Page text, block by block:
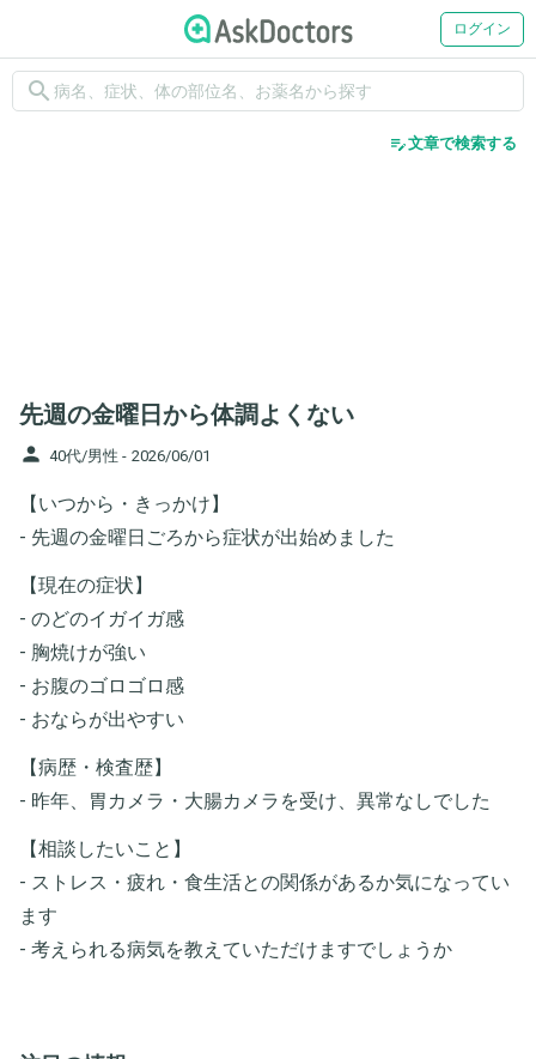
ログイン
search
edit_note文章で検索する
先週の金曜日から体調よくない
person 40代/男性 - 2026/06/01
【いつから・きっかけ】
- 先週の金曜日ごろから症状が出始めました
【現在の症状】
- のどのイガイガ感
- 胸焼けが強い
- お腹のゴロゴロ感
- おならが出やすい
【病歴・検査歴】
- 昨年、胃カメラ・大腸カメラを受け、異常なしでした
【相談したいこと】
- ストレス・疲れ・食生活との関係があるか気になってい
ます
- 考えられる病気を教えていただけますでしょうか